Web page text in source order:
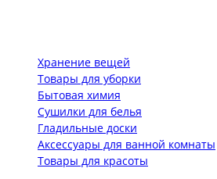
Хранение вещей
Товары для уборки
Бытовая химия
Сушилки для белья
Гладильные доски
Аксессуары для ванной комнаты
Товары для красоты